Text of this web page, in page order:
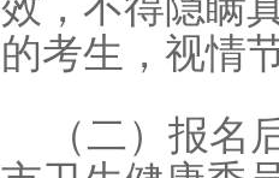
的考生，视情
（二）报